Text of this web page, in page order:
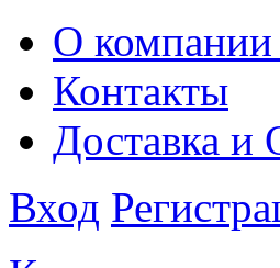
О компании
Контакты
Доставка и
Вход